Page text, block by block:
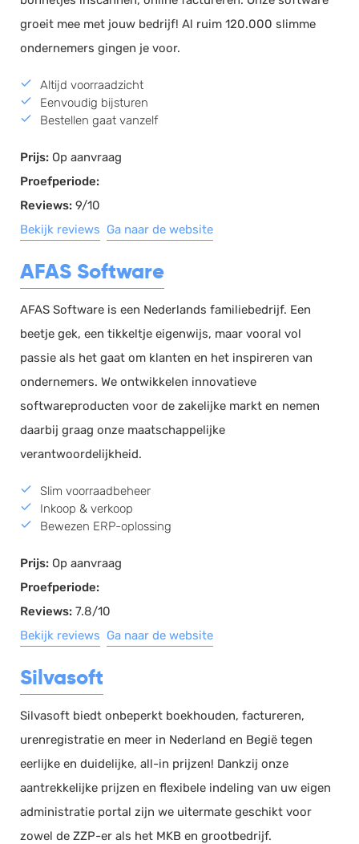
groeit mee met jouw bedrijf! Al ruim 120.000 slimme
ondernemers gingen je voor.
Altijd voorraadzicht
Eenvoudig bijsturen
Bestellen gaat vanzelf
Prijs: Op aanvraag
Proefperiode:
Reviews: 9/10
Bekijk reviews Ga naar de website
AFAS Software
AFAS Software is een Nederlands familiebedrijf. Een
beetje gek, een tikkeltje eigenwijs, maar vooral vol
passie als het gaat om klanten en het inspireren van
ondernemers. We ontwikkelen innovatieve
softwareproducten voor de zakelijke markt en nemen
daarbij graag onze maatschappelijke
verantwoordelijkheid.
Slim voorraadbeheer
Inkoop & verkoop
Bewezen ERP-oplossing
Prijs: Op aanvraag
Proefperiode:
Reviews: 7.8/10
Bekijk reviews Ga naar de website
Silvasoft
Silvasoft biedt onbeperkt boekhouden, factureren,
urenregistratie en meer in Nederland en Begië tegen
eerlijke en duidelijke, all-in prijzen! Dankzij onze
aantrekkelijke prijzen en flexibele indeling van uw eigen
administratie portal zijn we uitermate geschikt voor
zowel de ZZP-er als het MKB en grootbedrijf.